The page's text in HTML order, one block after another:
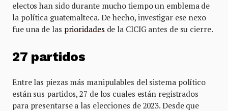
electos han sido durante mucho tiempo un emblema de
la política guatemalteca. De hecho, investigar ese nexo
fue una de las prioridadesde la CICIG antes de su cierre.
27 partidos
Entre las piezas más manipulables del sistema político
están sus partidos, 27 de los cuales están registrados
para presentarse a las elecciones de 2023. Desde que